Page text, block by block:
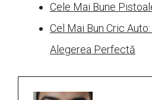
Cele Mai Bune
Cel Mai Bun Cric
Alegerea Perfectă